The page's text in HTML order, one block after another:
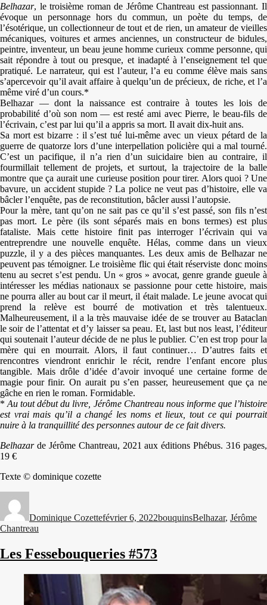
Belhazar, le troisième roman de Jérôme Chantreau est passionnant. Il
évoque un personnage hors du commun, un poète du temps, de
l’ésotérique, un collectionneur de tout et de rien, un amateur de vieilles
mécaniques, voitures et armes anciennes, un constructeur de bidules,
peintre, inventeur, un beau jeune homme curieux comme personne, qui
sait répondre à tout ou presque, et inadapté à l’enseignement tel que
pratiqué. Le narrateur, qui est l’auteur, l’a eu comme élève mais sans
s’apercevoir qu’il avait affaire à quelqu’un de précieux, de riche, et l’a
même viré d’un cours.*
Belhazar — dont la naissance est contraire à toutes les lois de
probabilité d’où son nom — est resté ami avec Pierre, le beau-fils de
l’écrivain, c’est par lui qu’il a appris sa mort. Il avait dix-huit ans.
Sa mort est bizarre : il s’est tué lui-même avec un vieux pétard de la
guerre de quatorze lors d’une interpellation policière qui a mal tourné.
C’est un pacifique, il n’a rien d’un suicidaire bien au contraire, il
fourmillait tellement de projets, et surtout, la trajectoire de la balle
montre que ça aurait une curieuse position pour tirer. Alors quoi ? Une
bavure, un accident stupide ? La police ne veut pas d’histoire, elle va
bâcler l’enquête, pas de reconstitution, bâcler aussi l’autopsie.
Pour la mère, tant qu’on ne sait pas ce qu’il s’est passé, son fils n’est
pas mort. Le père (ils sont séparés mais en bons termes) est plus
fataliste. Mais cette histoire finit pas interroger l’écrivain qui va
entreprendre une nouvelle enquête. Hélas, comme dans un vieux
puzzle, il y a des pièces manquantes. Les deux amis de Belhazar ne
peuvent pas témoigner. Le troisième flic qui était réserviste donc moins
tenu au secret s’est pendu. Un « gros » avocat, genre grande gueule à
intéresser les médias nationaux se passionne pour cette histoire, mais
ne pourra aller au bout car il meurt, il était malade. Le jeune avocat qui
prend la relève est bourré de motivation et très talentueux.
Malheureusement, il a la très mauvaise idée de se trouver au Bataclan
le soir de l’attentat et d’y laisser sa peau. Et, last but nos least, l’éditeur
qui soutenait l’auteur décide de ne plus le publier. C’en est trop pour la
mère qui en mourrait. Alors, il faut continuer… D’autres faits et
rencontres viendront enrichir le récit, rendre l’enfant encore plus
tangible. Mais drôle d’idée d’avoir invoqué une certaine forme de
magie pour finir. On aurait pu s’en passer, heureusement que ça ne
gâche en rien le roman. Formidable.
*Au tout début du livre, Jérôme Chantreau nous informe que l’histoire
est vrai mais qu’il a changé les noms et lieux, tout ce qui pourrait
nuire à la tranquillité des personnes autour de ce fait divers.
Belhazar de Jérôme Chantreau, 2021 aux éditions Phébus. 316 pages,
19 €
Texte © dominique cozette
Dominique Cozettefévrier 6, 2022bouquinsBelhazar, Jérôme
Chantreau
Les Fessebouqueries #573